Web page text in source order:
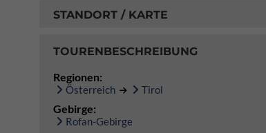
STANDORT / KARTE
TOURENBESCHREIBUNG
Regionen:
Österreich Tirol
Gebirge:
Rofan-Gebirge